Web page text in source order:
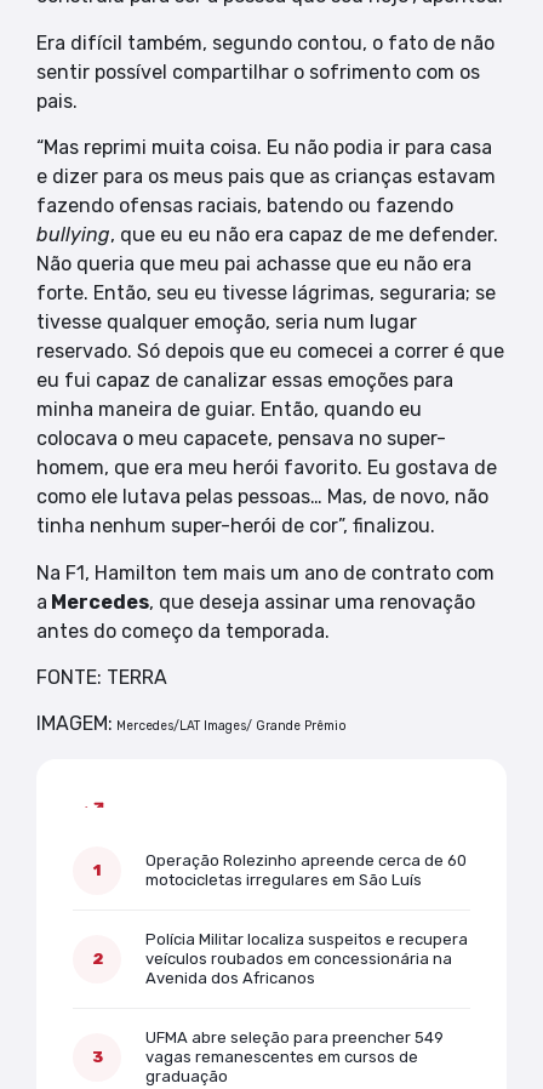
Era difícil também, segundo contou, o fato de não
sentir possível compartilhar o sofrimento com os
pais.
“Mas reprimi muita coisa. Eu não podia ir para casa
e dizer para os meus pais que as crianças estavam
fazendo ofensas raciais, batendo ou fazendo
bullying, que eu eu não era capaz de me defender.
Não queria que meu pai achasse que eu não era
forte. Então, seu eu tivesse lágrimas, seguraria; se
tivesse qualquer emoção, seria num lugar
reservado. Só depois que eu comecei a correr é que
eu fui capaz de canalizar essas emoções para
minha maneira de guiar. Então, quando eu
colocava o meu capacete, pensava no super-
homem, que era meu herói favorito. Eu gostava de
como ele lutava pelas pessoas… Mas, de novo, não
tinha nenhum super-herói de cor”, finalizou.
Na F1, Hamilton tem mais um ano de contrato com
a Mercedes, que deseja assinar uma renovação
antes do começo da temporada.
FONTE: TERRA
IMAGEM: Mercedes/LAT Images/ Grande Prêmio
Operação Rolezinho apreende cerca de 60
motocicletas irregulares em São Luís
Polícia Militar localiza suspeitos e recupera
veículos roubados em concessionária na
Avenida dos Africanos
UFMA abre seleção para preencher 549
vagas remanescentes em cursos de
graduação